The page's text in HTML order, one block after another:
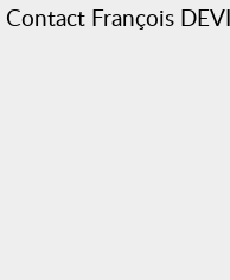
Contact François